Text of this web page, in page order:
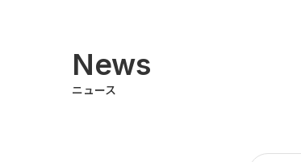
News
ニュース